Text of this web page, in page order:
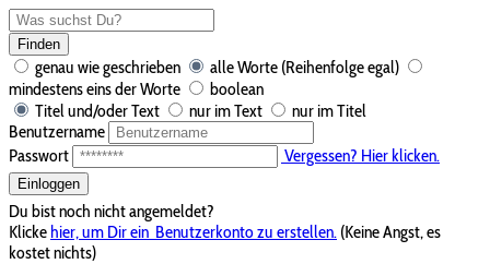
Finden
genau wie geschrieben
alle Worte (Reihenfolge egal)
mindestens eins der Worte
boolean
Titel und/oder Text
nur im Text
nur im Titel
Benutzername
Passwort
Vergessen? Hier klicken.
Einloggen
Du bist noch nicht angemeldet?
Klickehier, um Dir ein Benutzerkonto zu erstellen. (Keine Angst, es
kostet nichts)